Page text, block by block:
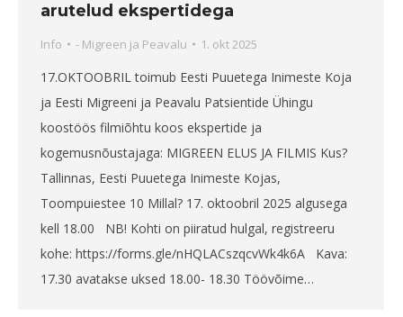
arutelud ekspertidega
Info - Migreen ja Peavalu 1. okt 2025
17.OKTOOBRIL toimub Eesti Puuetega Inimeste Koja
ja Eesti Migreeni ja Peavalu Patsientide Ühingu
koostöös filmiõhtu koos ekspertide ja
kogemusnõustajaga: MIGREEN ELUS JA FILMIS Kus?
Tallinnas, Eesti Puuetega Inimeste Kojas,
Toompuiestee 10 Millal? 17. oktoobril 2025 algusega
kell 18.00 NB! Kohti on piiratud hulgal, registreeru
kohe: https://forms.gle/nHQLACszqcvWk4k6A Kava:
17.30 avatakse uksed 18.00- 18.30 Töövõime…